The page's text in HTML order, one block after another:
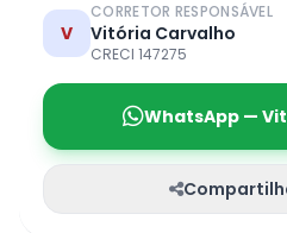
V
CORRETOR RESPONSÁVEL
Vitória Carvalho
CRECI 147275
WhatsApp —